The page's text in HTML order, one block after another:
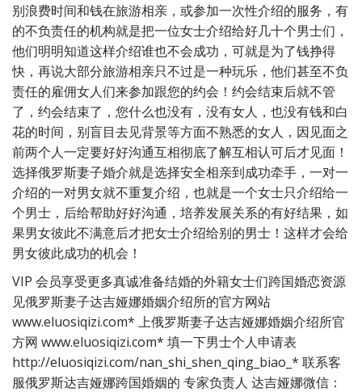
别浪费时间和钱在旅游相亲，或参加一次性介绍的服务，有
的不负责任的机构就是把一位女士介绍给好几十个男士们，
他们明明知道这样介绍谁也不会成功，可就是为了钱挣得
快，再说大部分旅游相亲只不过是一种玩乐，他们甚至不负
责任的雇佣女人们来参加跟您的约会！约会结束后就不管
了，约会结束了，您什么也没有，没有女人，也没有钱和白
花的时间，别盲目去见背景等方面不熟悉的女人，因见面之
前两个人一定要好好沟通互相彻底了解互相认可后才见面！
选择俄罗斯妻子婚介就是选择安全相亲到成功牵手，一对一
介绍的一对男女就不重复介绍，也就是一个女士只介绍给一
个男士，后给帮助好好沟通，培养发展关系的有好结果，如
果男女彼此不满意后才把女士介绍给别的男士！这样才会给
男女彼此成功的机会！
VIP 会员享受更多真诚准备结婚的外籍女士们跨国婚恋资源
见俄罗斯妻子达吉娅娜婚姻介绍所的官方网站
www.eluosiqizi.com* 上俄罗斯妻子达吉娅娜婚姻介绍所官
方网 www.eluosiqizi.com* 填一下男士个人申请表
http://eluosiqizi.com/nan_shi_shen_qing_biao_* 联系客
服俄罗斯达吉娅娜跨国婚姻的 专家负责人 达吉娅娜微信：